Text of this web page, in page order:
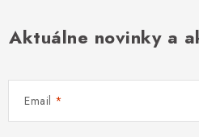
Aktuálne novinky a
Email